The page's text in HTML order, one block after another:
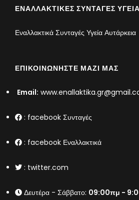
ΕΝΑΛΛΑΚΤΙΚΈΣ ΣΥΝΤΑΓΈΣ ΥΓΕΊΑ
Εναλλακτικά Συνταγές Υγεία Αυτάρκεια
ΕΠΙΚΟΙΝΩΝΉΣΤΕ ΜΑΖΊ ΜΑΣ
Email:
: facebook Συνταγές
: facebook Εναλλακτικά
: twitter.com
Δευτέρα - Σάββατο: 09:00πμ -